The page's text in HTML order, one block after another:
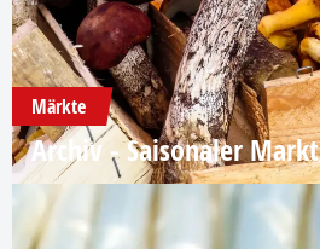
Märkte
Archiv - Saisonaler Markt